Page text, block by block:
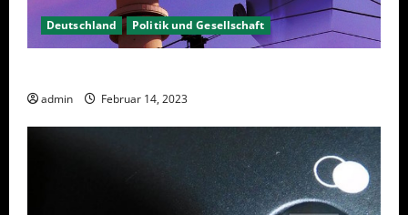
Deutschland Politik und Gesellschaft
admin Februar 14, 2023